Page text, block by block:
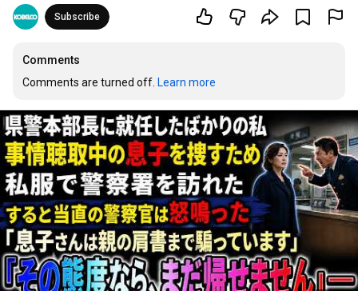
Subscribe
Comments
Comments are turned off. Learn more